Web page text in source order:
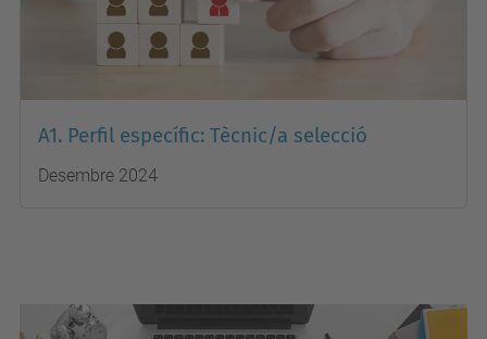
A1. Perfil específic: Tècnic/a selecció
Desembre 2024